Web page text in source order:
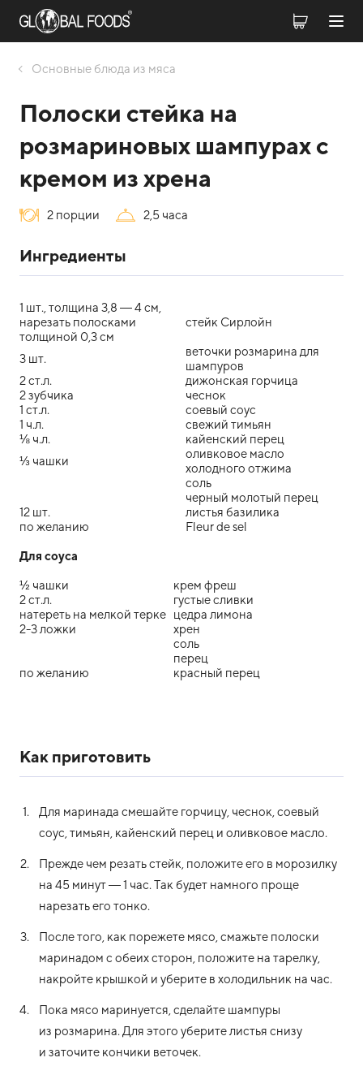
Оcновные блюда из мяса
Полоски стейка на
розмариновых шампурах с
кремом из хрена
2 порции 2,5 часа
Ингредиенты
1 шт., толщина 3,8 — 4 см,
нарезать полосками
толщиной 0,3 см
cтейк Сирлойн
3 шт.
веточки розмарина для
шампуров
2 ст.л.
дижонская горчица
2 зубчика
чеснок
1 ст.л.
соевый соус
1 ч.л.
свежий тимьян
⅛ ч.л.
кайенский перец
⅓ чашки
оливковое масло
холодного отжима
соль
черный молотый перец
12 шт.
листья базилика
по желанию
Fleur de sel
Для соуса
½ чашки
крем фреш
2 ст.л.
густые сливки
натереть на мелкой терке цедра лимона
2-3 ложки
хрен
соль
перец
по желанию
красный перец
Как приготовить
Для маринада смешайте горчицу, чеснок, соевый
соус, тимьян, кайенский перец и оливковое масло.
Прежде чем резать стейк, положите его в морозилку
на 45 минут — 1 час. Так будет намного проще
нарезать его тонко.
После того, как порежете мясо, смажьте полоски
маринадом с обеих сторон, положите на тарелку,
накройте крышкой и уберите в холодильник на час.
Пока мясо маринуется, сделайте шампуры
из розмарина. Для этого уберите листья снизу
и заточите кончики веточек.